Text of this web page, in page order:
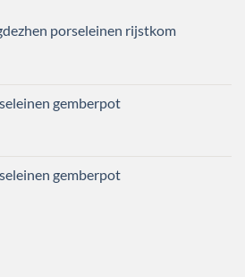
porseleinen rijstkom
gemberpot
gemberpot